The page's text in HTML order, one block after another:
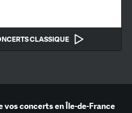
CLASSIQUE
vos concerts en Île-de-France